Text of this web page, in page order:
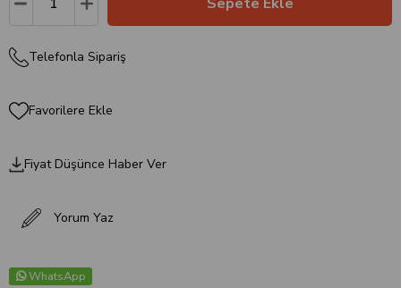
Telefonla Sipariş
Favorilere Ekle
Fiyat Düşünce Haber Ver
Yorum Yaz
WhatsApp